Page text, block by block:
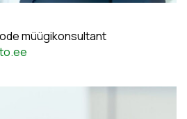
müügikonsultant